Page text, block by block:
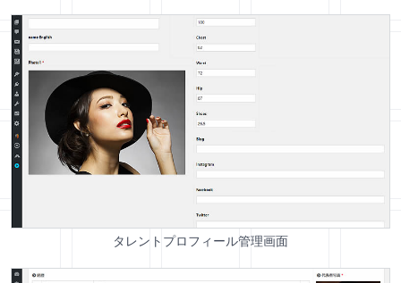
タレントプロフィール管理画面